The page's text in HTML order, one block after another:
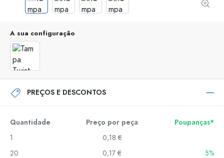
A sua configuração
PREÇOS E DESCONTOS
Quantidade Preço por peça
Poupanças*
1
0,18 €
20
0,17 €
5%